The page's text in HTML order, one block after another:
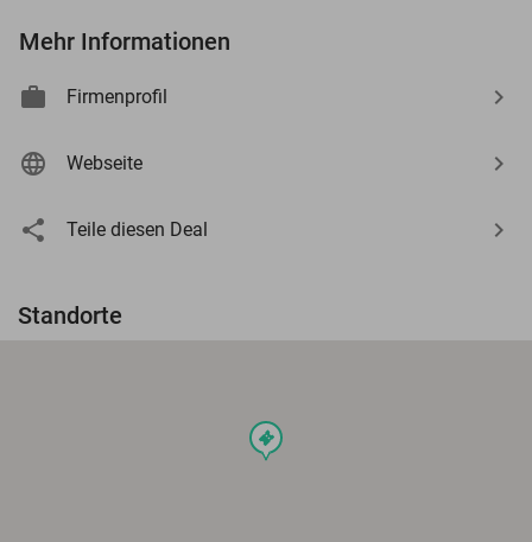
Mehr Informationen
Firmenprofil
Webseite
Teile diesen Deal
Standorte
events